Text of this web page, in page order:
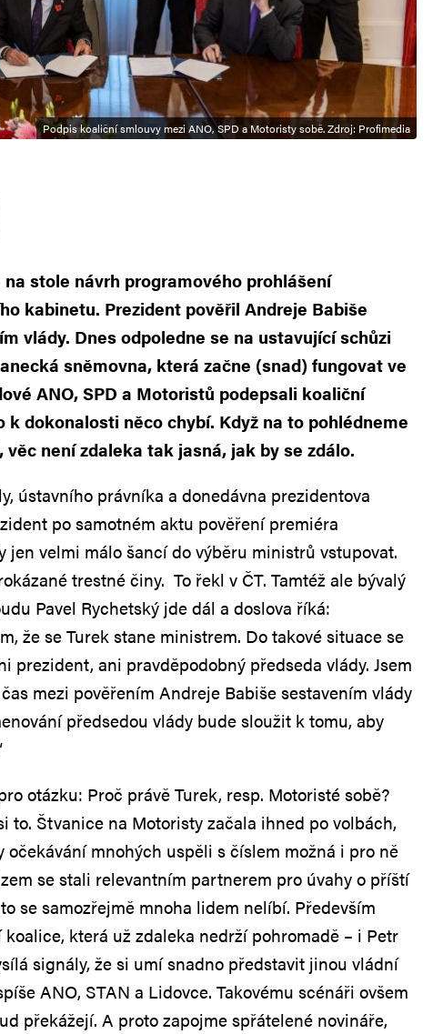
Podpis koaliční smlouvy mezi ANO, SPD a Motoristy sobě. Zdroj: Profimedia
stole návrh programového prohlášení
kabinetu. Prezident pověřil Andreje Babiše
vlády. Dnes odpoledne se na ustavující schůzi
sněmovna, která začne (snad) fungovat ve
ANO, SPD a Motoristů podepsali koaliční
k dokonalosti něco chybí. Když na to pohlédneme
není zdaleka tak jasná, jak by se zdálo.
ústavního právníka a donedávna prezidentova
po samotném aktu pověření premiéra
jen velmi málo šancí do výběru ministrů vstupovat.
trestné činy. To řekl v ČT. Tamtéž ale bývalý
Pavel Rychetský jde dál a doslova říká:
že se Turek stane ministrem. Do takové situace se
prezident, ani pravděpodobný předseda vlády. Jsem
mezi pověřením Andreje Babiše sestavením vlády
předsedou vlády bude sloužit k tomu, aby
otázku: Proč právě Turek, resp. Motoristé sobě?
to. Štvanice na Motoristy začala ihned po volbách,
očekávání mnohých uspěli s číslem možná i pro ně
se stali relevantním partnerem pro úvahy o příští
se samozřejmě mnoha lidem nelíbí. Především
která už zdaleka nedrží pohromadě – i Petr
signály, že si umí snadno představit jinou vládní
ANO, STAN a Lidovce. Takovému scénáři ovšem
překážejí. A proto zapojme spřátelené novináře,